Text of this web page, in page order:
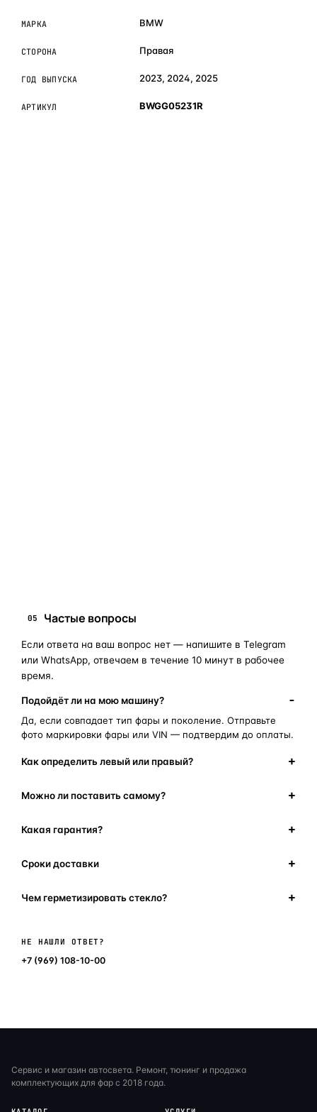
МАРКА BMW
СТОРОНА Правая
ГОД ВЫПУСКА 2023, 2024, 2025
АРТИКУЛ BWGG05231R
05 Частые вопросы
Если ответа на ваш вопрос нет — напишите в Telegram
или WhatsApp, отвечаем в течение 10 минут в рабочее
время.
Подойдёт ли на мою машину?
Да, если совпадает тип фары и поколение. Отправьте
фото маркировки фары или VIN — подтвердим до оплаты.
Как определить левый или правый?
Можно ли поставить самому?
Какая гарантия?
Сроки доставки
Чем герметизировать стекло?
НЕ НАШЛИ ОТВЕТ?
+7 (969) 108-10-00
Сервис и магазин автосвета. Ремонт, тюнинг и продажа
комплектующих для фар с 2018 года.